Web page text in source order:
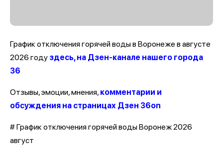
График отключения горячей воды в Воронеже в августе
2026 году здесь, на Дзен-канале нашего города
36
Отзывы, эмоции, мнения, комментарии и
обсуждения на страницах Дзен 36on
# График отключения горячей воды Воронеж 2026
август